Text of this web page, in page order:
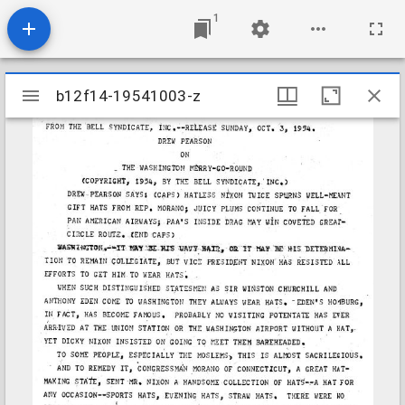
1
Mirador
viewer
b12f14-19541003-z
b12f14-19541003-z